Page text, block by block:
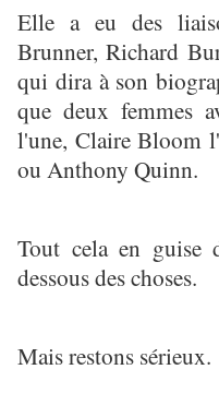
Elle a eu des
Brunner, Richard
qui dira à son
que deux femmes
l'une, Claire Bloom
ou Anthony Quinn.
Tout cela en
dessous des choses.
Mais restons sérieux.